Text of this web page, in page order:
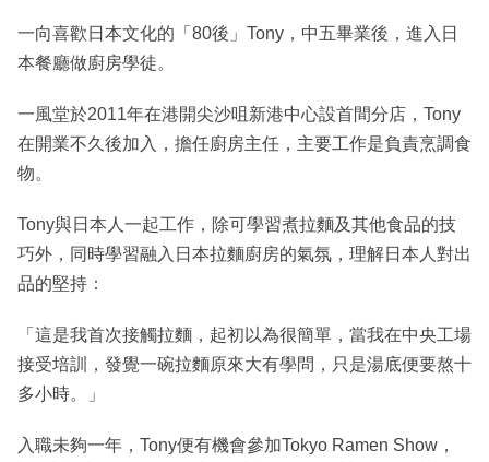
一向喜歡日本文化的「80後」Tony，中五畢業後，進入日
本餐廳做廚房學徒。
一風堂於2011年在港開尖沙咀新港中心設首間分店，Tony
在開業不久後加入，擔任廚房主任，主要工作是負責烹調食
物。
Tony與日本人一起工作，除可學習煮拉麵及其他食品的技
巧外，同時學習融入日本拉麵廚房的氣氛，理解日本人對出
品的堅持：
「這是我首次接觸拉麵，起初以為很簡單，當我在中央工場
接受培訓，發覺一碗拉麵原來大有學問，只是湯底便要熬十
多小時。」
入職未夠一年，Tony便有機會參加Tokyo Ramen Show，